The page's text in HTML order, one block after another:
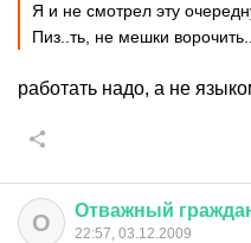
Я и не смотрел эту
Пиз..ть, не мешки ворочить...
работать надо, а не
О Отважный
22:57, 03.12.2009